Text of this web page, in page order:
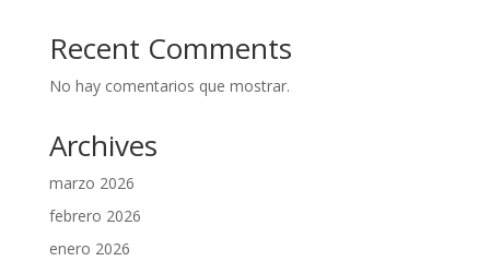
Recent Comments
No hay comentarios que mostrar.
Archives
marzo 2026
febrero 2026
enero 2026